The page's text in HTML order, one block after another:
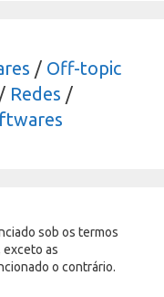
/ Off-topic
/ Redes /
sob os termos
exceto as
o contrário.